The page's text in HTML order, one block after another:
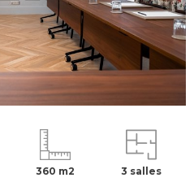
À partir de :
350 €
360 m2 3 salles